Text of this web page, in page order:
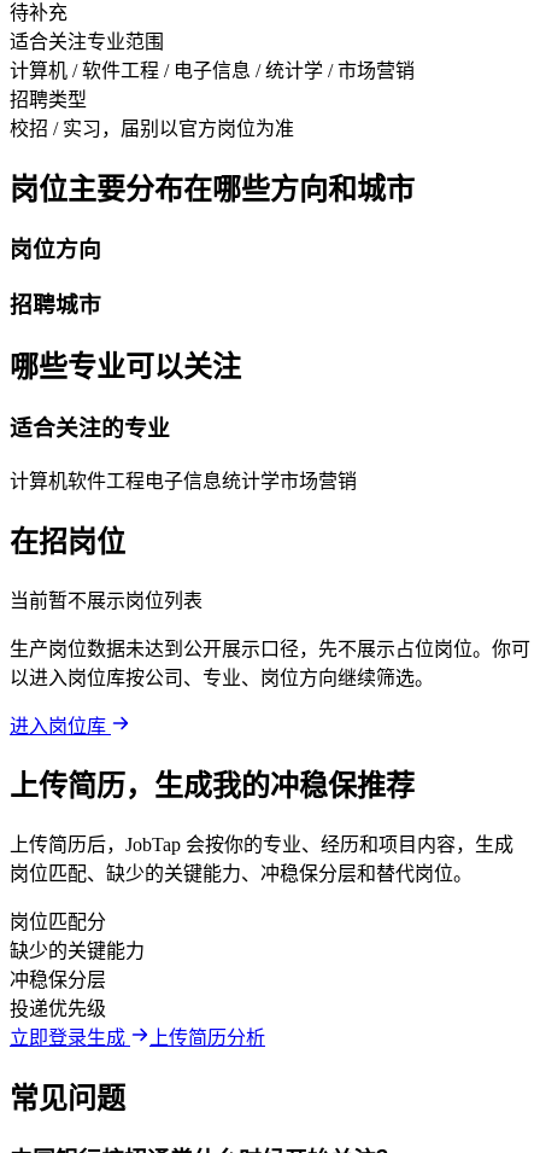
待补充
适合关注专业范围
计算机 / 软件工程 / 电子信息 / 统计学 / 市场营销
招聘类型
校招 / 实习，届别以官方岗位为准
岗位主要分布在哪些方向和城市
岗位方向
招聘城市
哪些专业可以关注
适合关注的专业
计算机软件工程电子信息统计学市场营销
在招岗位
当前暂不展示岗位列表
生产岗位数据未达到公开展示口径，先不展示占位岗位。你可
以进入岗位库按公司、专业、岗位方向继续筛选。
进入岗位库
上传简历，生成我的冲稳保推荐
上传简历后，JobTap 会按你的专业、经历和项目内容，生成
岗位匹配、缺少的关键能力、冲稳保分层和替代岗位。
岗位匹配分
缺少的关键能力
冲稳保分层
投递优先级
立即登录生成
上传简历分析
常见问题